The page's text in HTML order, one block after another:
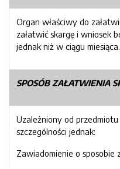
Organ właściwy do
załatwić skargę i wniosek
jednak niż w ciągu miesiąca.
SPOSÓB ZAŁATWIENIA
Uzależniony od
szczególności jednak:
Zawiadomienie o sposobie